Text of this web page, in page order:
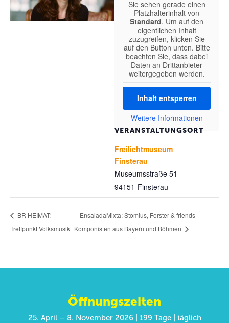
VERANSTALTUNGSORT
Freilichtmuseum
Finsterau
Museumsstraße 51
Finsterau
94151
Sie sehen gerade einen
Platzhalterinhalt von
Standard. Um auf den
eigentlichen Inhalt
zuzugreifen, klicken Sie
auf den Button unten. Bitte
beachten Sie, dass dabei
Daten an Drittanbieter
weitergegeben werden.
Inhalt entsperren
Weitere Informationen
BR HEIMAT:
Treffpunkt Volksmusik
EnsaladaMixta: Stomius, Forster & friends –
Komponisten aus Bayern und Böhmen
Öffnungszeiten
25. April – 8. November 2026 | 199 Tage | täglich